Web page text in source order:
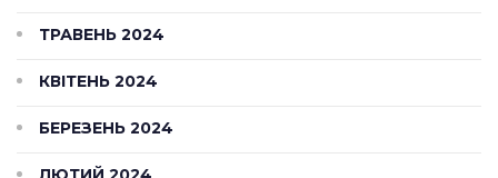
ТРАВЕНЬ 2024
КВІТЕНЬ 2024
БЕРЕЗЕНЬ 2024